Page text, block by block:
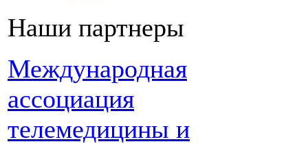
Наши партнеры
Международная
ассоциация
телемедицины и